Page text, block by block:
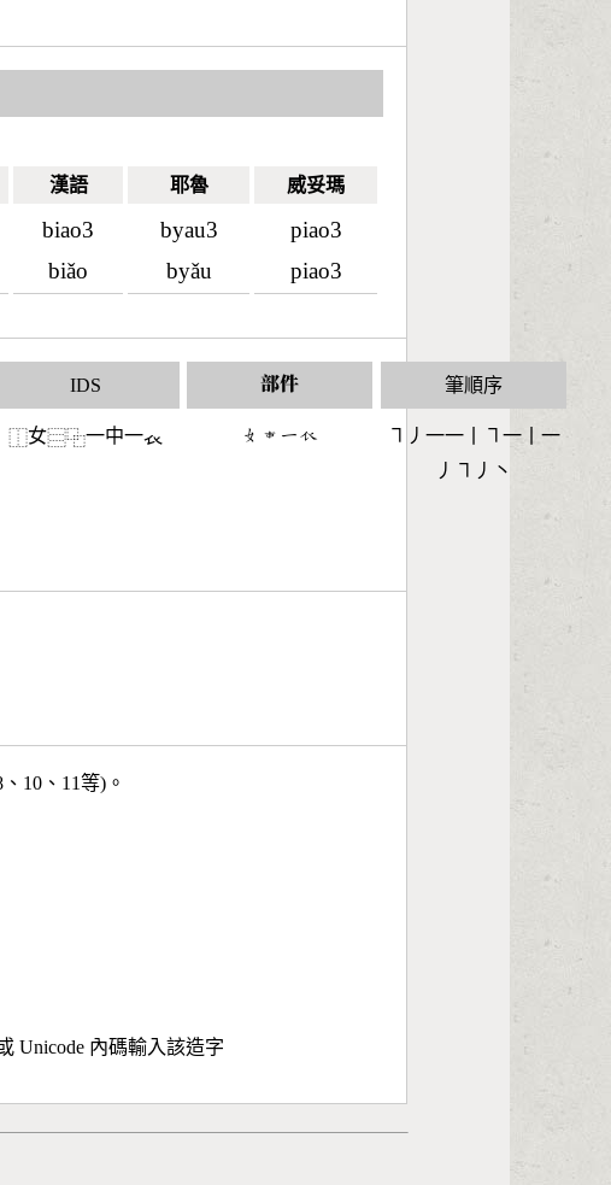
漢語 耶魯 威妥瑪
biao3
biǎo
byau3
byǎu
piao3
piao3
IDS
⿰女⿳⿻一中一𧘇
部件
󶂛󶄠󶀀󶃲
筆順序
㇕丿一一丨㇕一丨一
丿㇕丿丶
10、11等)。
Unicode 內碼輸入該造字